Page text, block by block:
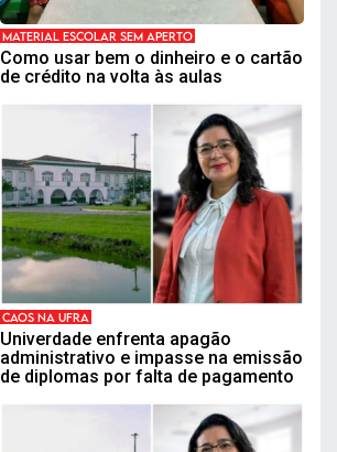
MATERIAL ESCOLAR SEM APERTO
Como usar bem o dinheiro e o cartão
de crédito na volta às aulas
CAOS NA UFRA
Univerdade enfrenta apagão
administrativo e impasse na emissão
de diplomas por falta de pagamento